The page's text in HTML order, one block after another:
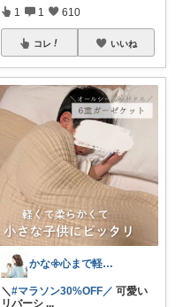
1 1 610
コレ いいね
かな𖧷心まで軽くなる暮らしの記録🌿
＼ #マラソン30%OFF／ 可愛い
リバーシ ...